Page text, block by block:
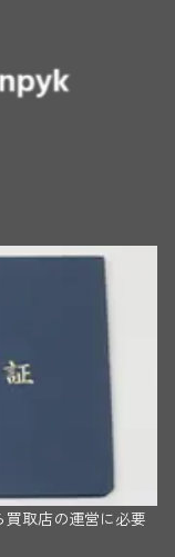
取店の運営に必要